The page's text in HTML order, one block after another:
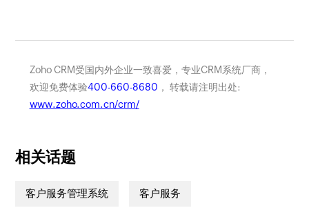
Zoho CRM受国内外企业一致喜爱，专业CRM系统厂商，
欢迎免费体验400-660-8680 ， 转载请注明出处:
www.zoho.com.cn/crm/
相关话题
客户服务管理系统 客户服务